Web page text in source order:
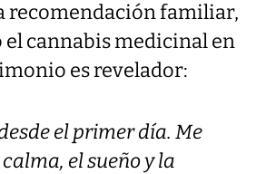
recomendación familiar,
cannabis medicinal en
es revelador:
el primer día. Me
el sueño y la